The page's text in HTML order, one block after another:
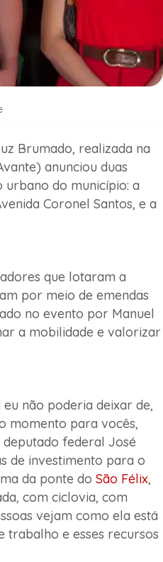
Brumado, realizada na
anunciou duas
do município: a
Coronel Santos, e a
que lotaram a
por meio de emendas
no evento por Manuel
a mobilidade e valorizar
eu não poderia deixar de,
momento para vocês,
federal José
de investimento para o
da ponte do São Félix,
com ciclovia, com
vejam como ela está
trabalho e esses recursos